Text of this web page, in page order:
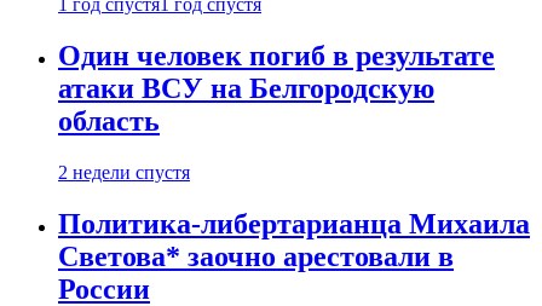
1 год спустя 1 год спустя
Один человек погиб в результате
атаки ВСУ на Белгородскую
область
2 недели спустя
Политика-либертарианца Михаила
Светова* заочно арестовали в
России